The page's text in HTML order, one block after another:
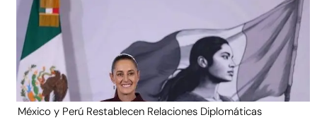
México y Perú Restablecen Relaciones Diplomáticas